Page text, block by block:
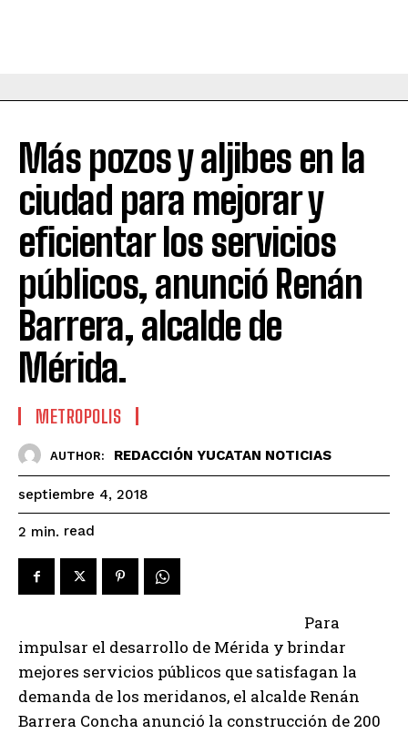
Más pozos y aljibes en la
ciudad para mejorar y
eficientar los servicios
públicos, anunció Renán
Barrera, alcalde de
Mérida.
METROPOLIS
AUTHOR: REDACCIÓN YUCATAN NOTICIAS
septiembre 4, 2018
2 min. read
Para
impulsar el desarrollo de Mérida y brindar
mejores servicios públicos que satisfagan la
demanda de los meridanos, el alcalde Renán
Barrera Concha anunció la construcción de 200